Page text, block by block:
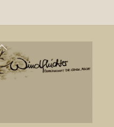
Back
To
Top